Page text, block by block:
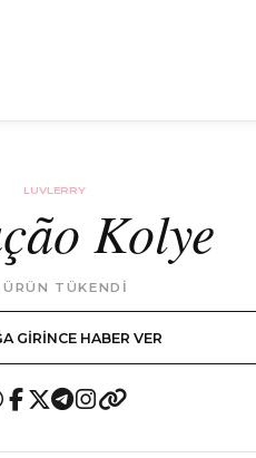
LUVLERRY
Kolye
ÜRÜN TÜKENDI
GIRINCE HABER VER